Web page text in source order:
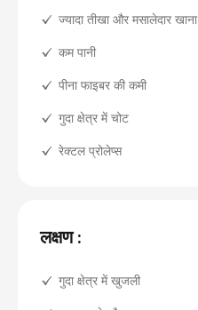
ज्यादा तीखा और मसालेदार खाना
कम पानी
पीना फाइबर की कमी
गुदा क्षेत्र में चोट
रेक्टल प्रोलेप्स
लक्षण :
गुदा क्षेत्र में खुजली